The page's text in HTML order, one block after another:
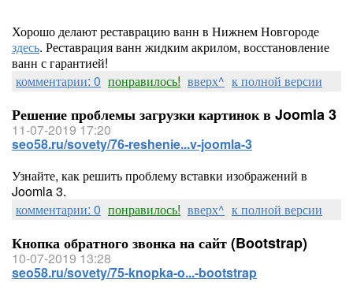
Хорошо делают реставрацию ванн в Нижнем Новгороде
здесь. Реставрация ванн жидким акрилом, восстановление
ванн с гарантией!
комментарии: 0 понравилось! вверх^ к полной версии
Решение проблемы загрузки картинок в Joomla 3
11-07-2019 17:20
seo58.ru/sovety/76-reshenie...v-joomla-3
Узнайте, как решить проблему вставки изображений в
Joomla 3.
комментарии: 0 понравилось! вверх^ к полной версии
Кнопка обратного звонка на сайт (Bootstrap)
10-07-2019 13:28
seo58.ru/sovety/75-knopka-o...-bootstrap